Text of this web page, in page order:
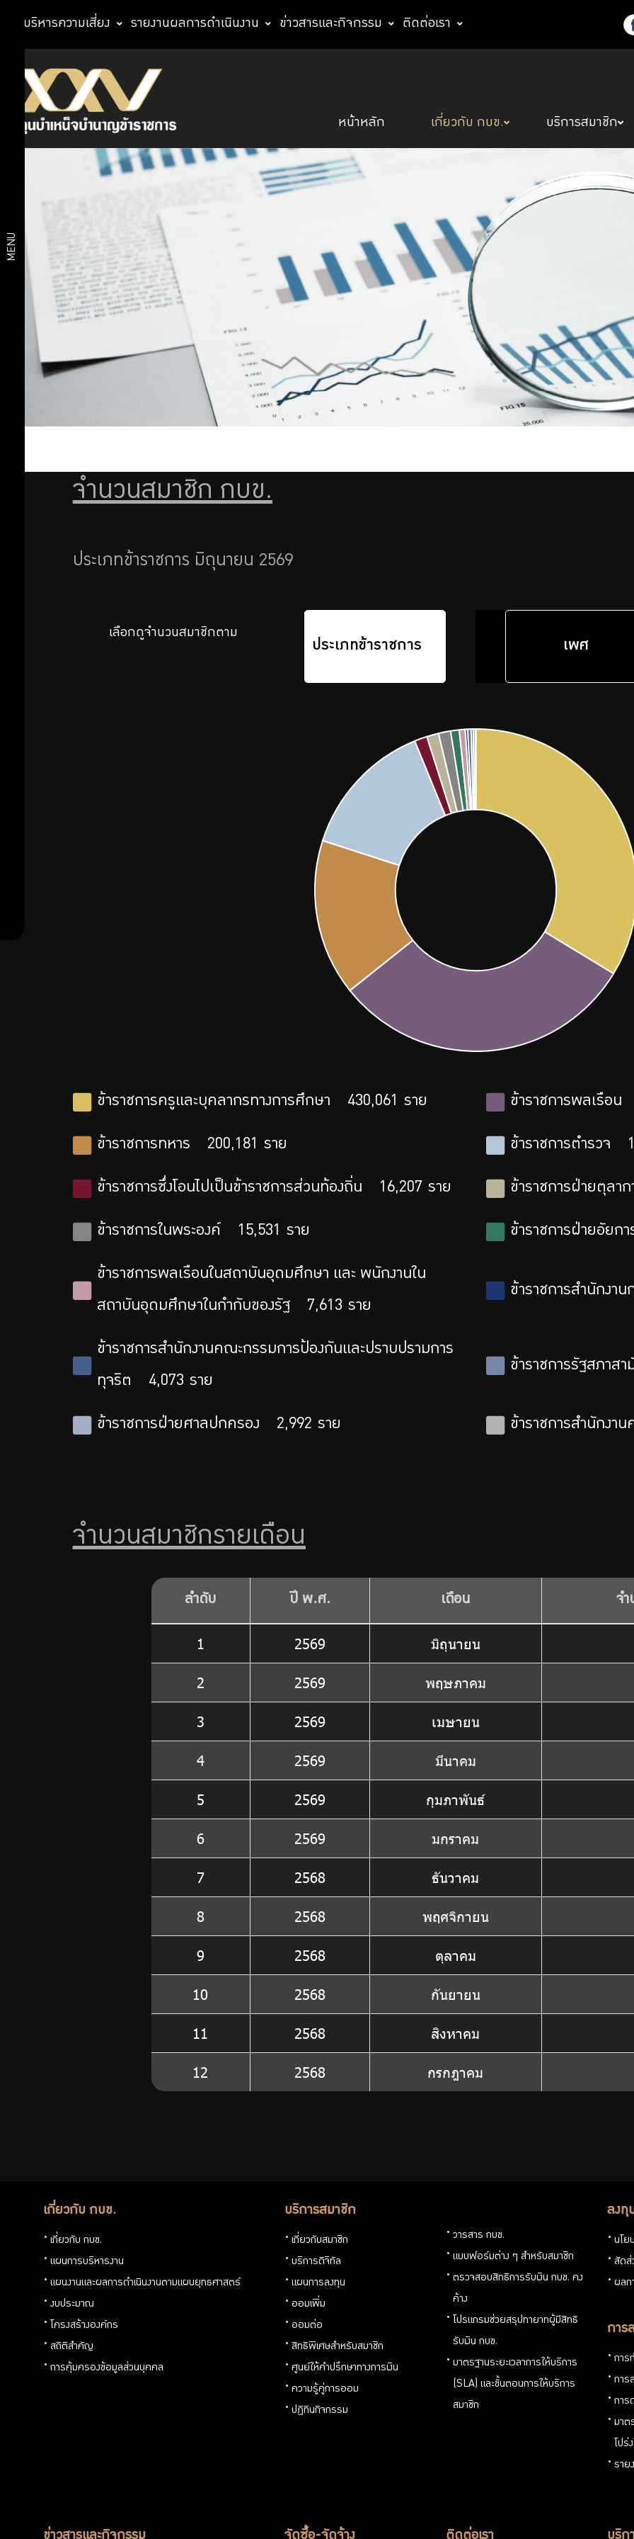
การบริหารความเสี่ยง รายงานผลการดำเนินงาน ข่าวสารและกิจกรรม ติดต่อเรา
หน้าหลัก เกี่ยวกับ กบข. บริการสมาชิก
MENU
กับ
กบข.
องค์กร
สถิติ
สำคัญ
สมาชิก
กบข.
สถิติ
การใช้
บริการ
งาน
มูลค่า
กองทุน
จำนวนสมาชิก กบข.
ประเภทข้าราชการ มิถุนายน 2569
เลือกดูจำนวนสมาชิกตาม
ประเภทข้าราชการ เพศ
ข้าราชการครูและบุคลากรทางการศึกษา 430,061 ราย ข้าราชการพลเรือน
ข้าราชการทหาร 200,181 ราย ข้าราชการตำรวจ
ข้าราชการซึ่งโอนไปเป็นข้าราชการส่วนท้องถิ่น 16,207 ราย ข้าราชการฝ่ายตุลาก
ข้าราชการในพระองค์ 15,531 ราย ข้าราชการฝ่ายอัยกา
ข้าราชการพลเรือนในสถาบันอุดมศึกษา และ พนักงานใน
สถาบันอุดมศึกษาในกำกับของรัฐ 7,613 ราย
ข้าราชการสำนักงา
ข้าราชการสำนักงานคณะกรรมการป้องกันและปราบปรามการ
ทุจริต 4,073 ราย
ข้าราชการรัฐสภาส
ข้าราชการฝ่ายศาลปกครอง 2,992 ราย ข้าราชการสำนักงา
จำนวนสมาชิกรายเดือน
ลำดับ ปี พ.ศ. เดือน จำ
1 2569 มิถุนายน
2 2569 พฤษภาคม
3 2569 เมษายน
4 2569 มีนาคม
5 2569 กุมภาพันธ์
6 2569 มกราคม
7 2568 ธันวาคม
8 2568 พฤศจิกายน
9 2568 ตุลาคม
10 2568 กันยายน
11 2568 สิงหาคม
12 2568 กรกฎาคม
เกี่ยวกับ กบข.
เกี่ยวกับ กบข.
แผนการบริหารงาน
แผนงานและผลการดำเนินงานตามแผนยุทธศาสตร์
งบประมาณ
โครงสร้างองค์กร
สถิติสำคัญ
การคุ้มครองข้อมูลส่วนบุคคล
บริการสมาชิก
เกี่ยวกับสมาชิก
บริการดิจิทัล
แผนการลงทุน
ออมเพิ่ม
ออมต่อ
สิทธิพิเศษสำหรับสมาชิก
ศูนย์ให้คำปรึกษาทางการเงิน
ความรู้คู่การออม
ปฏิทินกิจกรรม
วารสาร กบข.
แบบฟอร์มต่าง ๆ สำหรับสมาชิก
ตรวจสอบสิทธิการรับเงิน กบข. คง
ค้าง
โปรแกรมช่วยสรุปทายาทผู้มีสิทธิ
รับเงิน กบข.
มาตรฐานระยะเวลาการให้บริการ
(SLA) และขั้นตอนการให้บริการ
สมาชิก
ลงทุ
นโย
สัดส่
ผลก
การ
การ
การ
การ
มาต
โปร่
ราย
ข่าวสารและกิจกรรม จัดซื้อ-จัดจ้าง ติดต่อเรา บริก